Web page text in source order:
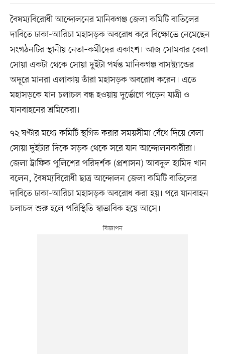
বৈষম্যবিরোধী আন্দোলনের মানিকগঞ্জ জেলা কমিটি বাতিলের
দাবিতে ঢাকা-আরিচা মহাসড়ক অবরোধ করে বিক্ষোভে নেমেছেন
সংগঠনটির স্থানীয় নেতা–কর্মীদের একাংশ। আজ সোমবার বেলা
সোয়া একটা থেকে সোয়া দুইটা পর্যন্ত মানিকগঞ্জ বাসস্ট্যান্ডের
অদূরে মানরা এলাকায় তাঁরা মহাসড়ক অবরোধ করেন। এতে
মহাসড়কে যান চলাচল বন্ধ হওয়ায় দুর্ভোগে পড়েন যাত্রী ও
যানবাহনের শ্রমিকেরা।
৭২ ঘণ্টার মধ্যে কমিটি স্থগিত করার সময়সীমা বেঁধে দিয়ে বেলা
সোয়া দুইটার দিকে সড়ক থেকে সরে যান আন্দোলনকারীরা।
জেলা ট্রাফিক পুলিশের পরিদর্শক (প্রশাসন) আবদুল হামিদ খান
বলেন, বৈষম্যবিরোধী ছাত্র আন্দোলন জেলা কমিটি বাতিলের
দাবিতে ঢাকা-আরিচা মহাসড়ক অবরোধ করা হয়। পরে যানবাহন
চলাচল শুরু হলে পরিস্থিতি স্বাভাবিক হয়ে আসে।